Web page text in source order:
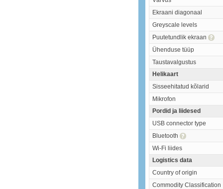
Ekraani diagonaal
Greyscale levels
Puutetundlik ekraan
Ühenduse tüüp
Taustavalgustus
Helikaart
Sisseehitatud kõlarid
Mikrofon
Pordid ja liidesed
USB connector type
Bluetooth
Wi-Fi liides
Logistics data
Country of origin
Commodity Classification